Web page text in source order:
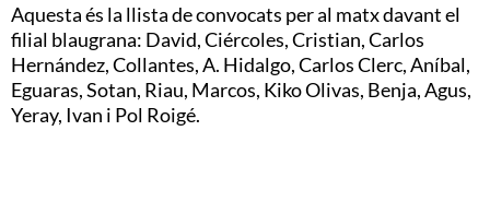
Aquesta és la llista de convocats per al matx davant el
filial blaugrana: David, Ciércoles, Cristian, Carlos
Hernández, Collantes, A. Hidalgo, Carlos Clerc, Aníbal,
Eguaras, Sotan, Riau, Marcos, Kiko Olivas, Benja, Agus,
Yeray, Ivan i Pol Roigé.